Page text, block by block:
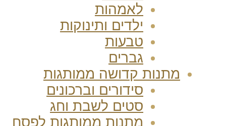
לאמהות
ילדים ותינוקות
טבעות
גברים
מתנות קדושה ממותגות
סידורים וברכונים
סטים לשבת וחג
מתנות ממותגות לפסח